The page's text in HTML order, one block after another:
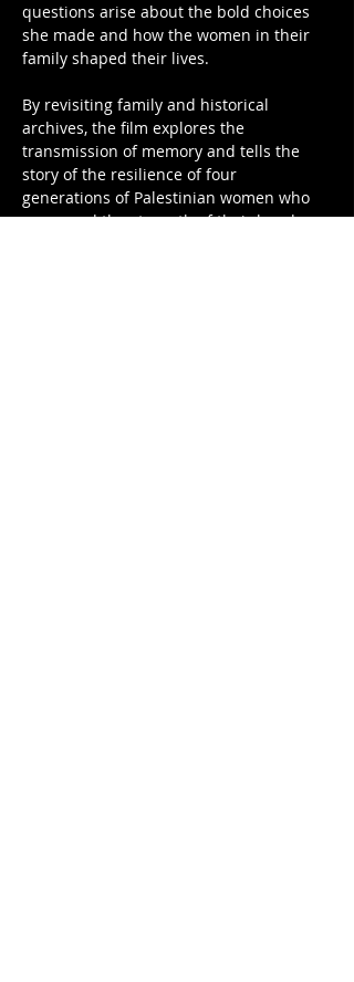
questions arise about the bold choices
she made and how the women in their
family shaped their lives.
By revisiting family and historical
archives, the film explores the
transmission of memory and tells the
story of the resilience of four
generations of Palestinian women who
preserved the strength of their bonds